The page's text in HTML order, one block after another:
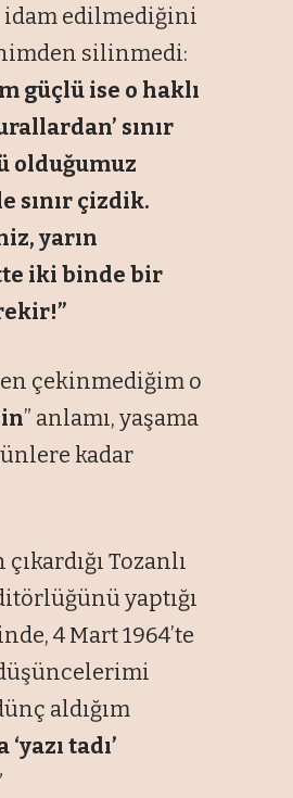
idam edilmediğini
silinmedi:
güçlü ise o haklı
sınır
olduğumuz
sınır çizdik.
yarın
iki binde bir
çekinmediğim o
” anlamı, yaşama
kadar
çıkardığı Tozanlı
yaptığı
4 Mart 1964’te
aldığım
tadı’